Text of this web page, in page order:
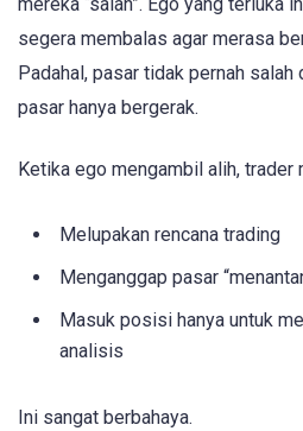
segera membalas agar merasa
Padahal, pasar tidak pernah
pasar hanya bergerak.
Ketika ego mengambil alih, trader
Melupakan rencana trading
Menganggap pasar
Masuk posisi hanya untuk
analisis
Ini sangat berbahaya.